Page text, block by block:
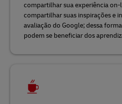
compartilhar sua experiência on-
compartilhar suas inspirações e
avaliação do Google; dessa
podem se beneficiar dos